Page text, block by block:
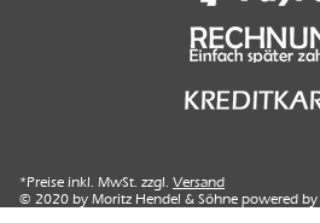
*Preise inkl. MwSt. zzgl. Versand
© 2020 by Moritz Hendel & Söhne powered by